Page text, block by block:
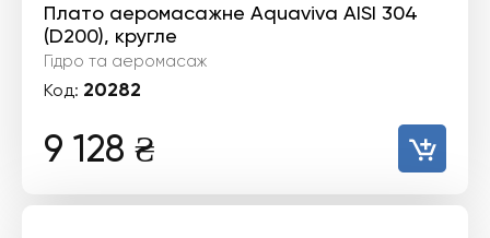
Плато аеромасажне Aquaviva AISI 304
(D200), кругле
Гідро та аеромасаж
Код: 20282
9 128 ₴